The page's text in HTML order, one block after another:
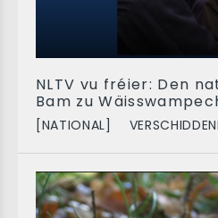
NLTV vu fréier: Den
Bam zu
[NATIONAL]